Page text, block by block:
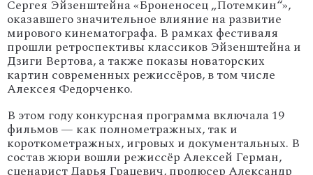
Сергея Эйзенштейна «Броненосец „Потемкин“»,
оказавшего значительное влияние на развитие
мирового кинематографа. В рамках фестиваля
прошли ретроспективы классиков Эйзенштейна и
Дзиги Вертова, а также показы новаторских
картин современных режиссёров, в том числе
Алексея Федорченко.
В этом году конкурсная программа включала 19
фильмов — как полнометражных, так и
короткометражных, игровых и документальных. В
состав жюри вошли режиссёр Алексей Герман,
сценарист Дарья Грацевич, продюсер Александр